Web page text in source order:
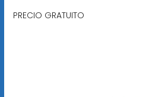
PRECIO GRATUITO